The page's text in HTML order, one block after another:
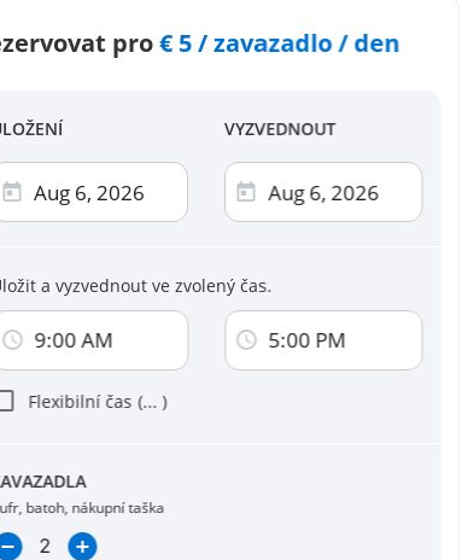
Nutná online rezervace
pro € 5 / zavazadlo / den
VYZVEDNOUT
a vyzvednout ve zvolený čas.
9:00 AM 5:00 PM
Flexibilní čas (...)
batoh, nákupní taška
Vyzvednout
Kreditní karta
Visa, Mastercard, AMEX
na jedno z platebních tlačítek na této stránce vyjadřujete svůj souhlas s tím,
a pravidla Zásady ochrany osobních údajů
Souhlasím se zasíláním e-mailových sdělení týkajících se nových služeb a